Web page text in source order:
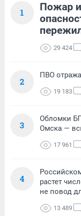
1
Пожар
29 424
2
ПВО
19 183
3
Обломки
Омска —
17 961
4
растет
не повод
13 489